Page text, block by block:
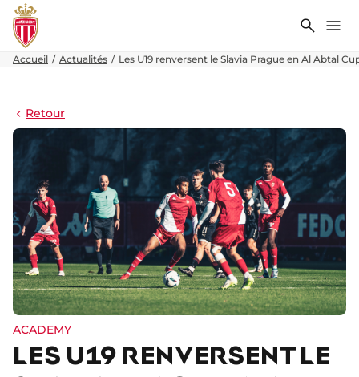
Accueil Actualités Les U19 renversent le Slavia Prague en Al Abtal
Retour
ACADEMY
LES U19 RENVERSENT LE